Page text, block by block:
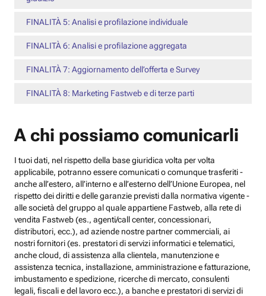
FINALITÀ 5: Analisi e profilazione individuale
FINALITÀ 6: Analisi e profilazione aggregata
FINALITÀ 7: Aggiornamento dell’offerta e Survey
FINALITÀ 8: Marketing Fastweb e di terze parti
A chi possiamo comunicarli
I tuoi dati, nel rispetto della base giuridica volta per volta
applicabile, potranno essere comunicati o comunque trasferiti -
anche all’estero, all’interno e all’esterno dell’Unione Europea, nel
rispetto dei diritti e delle garanzie previsti dalla normativa vigente -
alle società del gruppo al quale appartiene Fastweb, alla rete di
vendita Fastweb (es., agenti/call center, concessionari,
distributori, ecc.), ad aziende nostre partner commerciali, ai
nostri fornitori (es. prestatori di servizi informatici e telematici,
anche cloud, di assistenza alla clientela, manutenzione e
assistenza tecnica, installazione, amministrazione e fatturazione,
imbustamento e spedizione, ricerche di mercato, consulenti
legali, fiscali e del lavoro ecc.), a banche e prestatori di servizi di